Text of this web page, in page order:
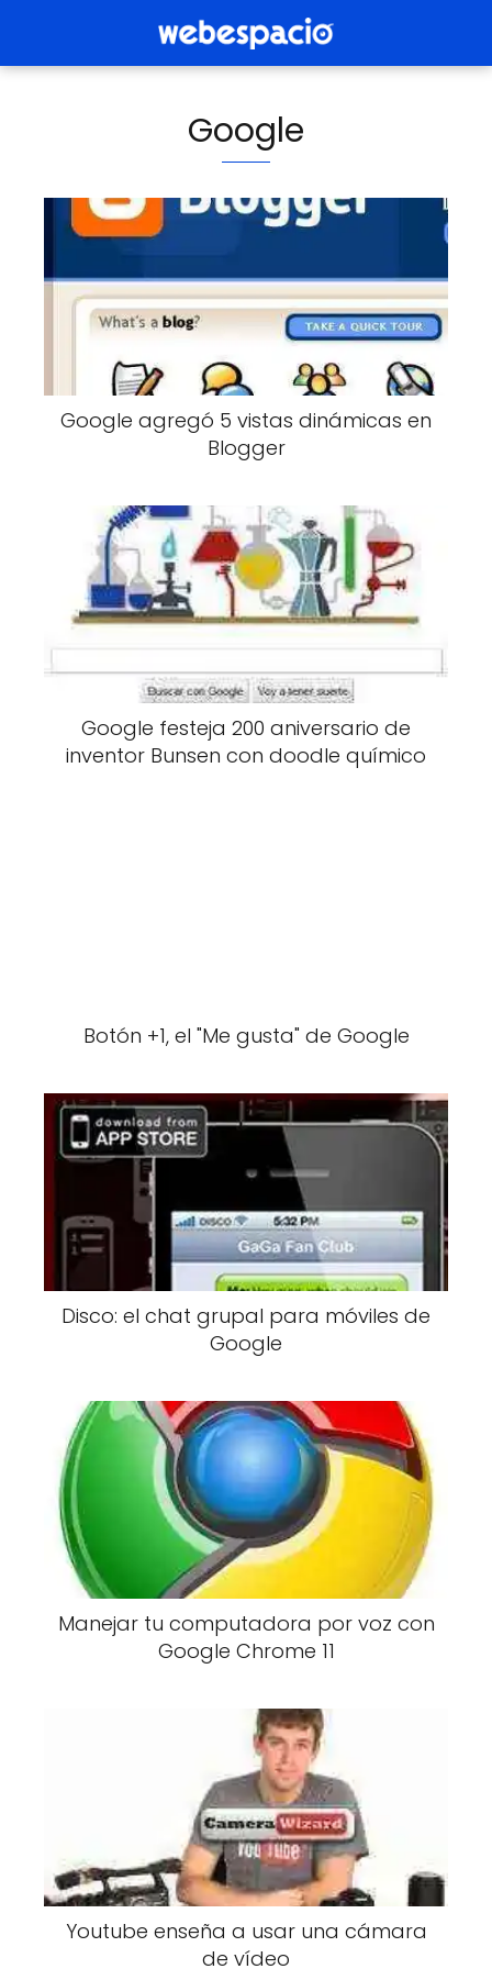
Google
Google agregó 5 vistas dinámicas en
Blogger
Google festeja 200 aniversario de
inventor Bunsen con doodle químico
Botón +1, el "Me gusta" de Google
Disco: el chat grupal para móviles de
Google
Manejar tu computadora por voz con
Google Chrome 11
Youtube enseña a usar una cámara
de vídeo